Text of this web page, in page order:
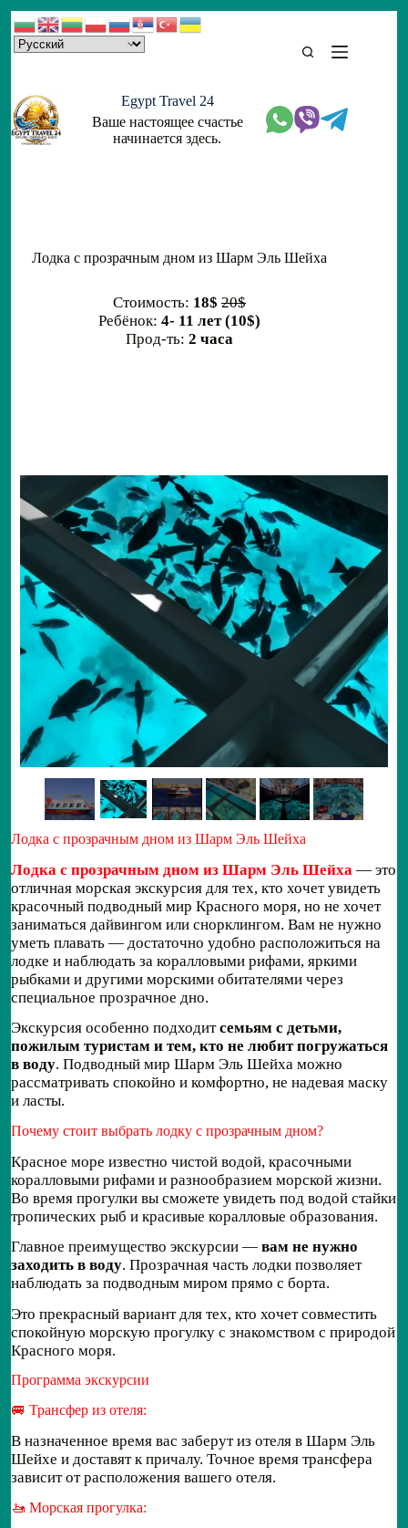
Skip
to
content
Egypt Travel 24
Ваше настоящее счастье
начинается здесь.
Лодка с прозрачным дном из Шарм Эль Шейха
Стоимость: 18$ 20$
Ребёнок:4- 11 лет (10$)
Прод-ть:2 часа
Лодка с прозрачным дном из Шарм Эль Шейха
Лодка с прозрачным дном из Шарм Эль Шейха — это
отличная морская экскурсия для тех, кто хочет увидеть
красочный подводный мир Красного моря, но не хочет
заниматься дайвингом или снорклингом. Вам не нужно
уметь плавать — достаточно удобно расположиться на
лодке и наблюдать за коралловыми рифами, яркими
рыбками и другими морскими обитателями через
специальное прозрачное дно.
Экскурсия особенно подходитсемьям с детьми,
пожилым туристам и тем, кто не любит погружаться
в воду. Подводный мир Шарм Эль Шейха можно
рассматривать спокойно и комфортно, не надевая маску
и ласты.
Почему стоит выбрать лодку с прозрачным дном?
Красное море известно чистой водой, красочными
коралловыми рифами и разнообразием морской жизни.
Во время прогулки вы сможете увидеть под водой стайки
тропических рыб и красивые коралловые образования.
Главное преимущество экскурсии — вам не нужно
заходить в воду. Прозрачная часть лодки позволяет
наблюдать за подводным миром прямо с борта.
Это прекрасный вариант для тех, кто хочет совместить
спокойную морскую прогулку с знакомством с природой
Красного моря.
Программа экскурсии
🚐 Трансфер из отеля:
В назначенное время вас заберут из отеля в Шарм Эль
Шейхе и доставят к причалу. Точное время трансфера
зависит от расположения вашего отеля.
🚤 Морская прогулка: